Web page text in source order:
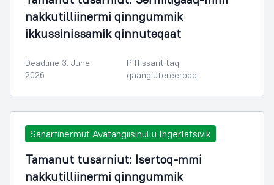
nakkutilliinermi qinngummik
ikkussinissamik qinnuteqaat
Deadline 3. June
2026
Piffissarititaq
qaangiutereerpoq
Sanarfinermut Avatangiisinullu Ingerlatsivik
Tamanut tusarniut: Isertoq-mmi
nakkutilliinermi qinngummik